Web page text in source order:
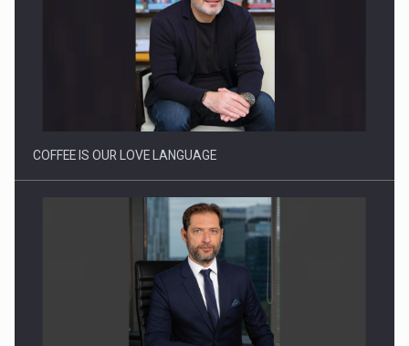
Proteinmaxxing and the Future of Protein Demand
COFFEE IS OUR LOVE LANGUAGE